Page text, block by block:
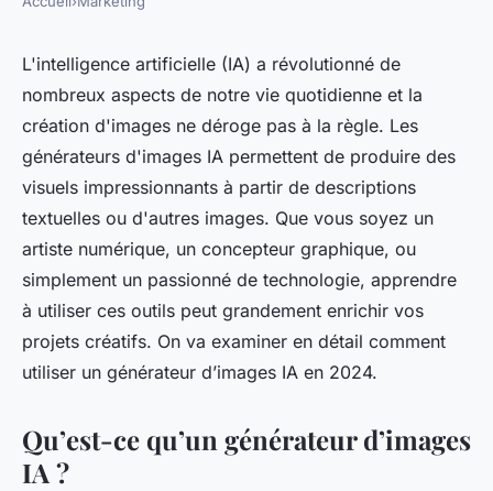
Comment utiliser un
générateur d'images IA en
2024 ?
pascale •14 juillet 2024•3 min de lecture
L'intelligence artificielle (IA) a révolutionné de
nombreux aspects de notre vie quotidienne et la
création d'images ne déroge pas à la règle. Les
générateurs d'images IA permettent de produire des
visuels impressionnants à partir de descriptions
textuelles ou d'autres images. Que vous soyez un
artiste numérique, un concepteur graphique, ou
simplement un passionné de technologie, apprendre
à utiliser ces outils peut grandement enrichir vos
projets créatifs. On va examiner en détail comment
utiliser un générateur d’images IA en 2024.
Qu’est-ce qu’un générateur d’images
IA ?